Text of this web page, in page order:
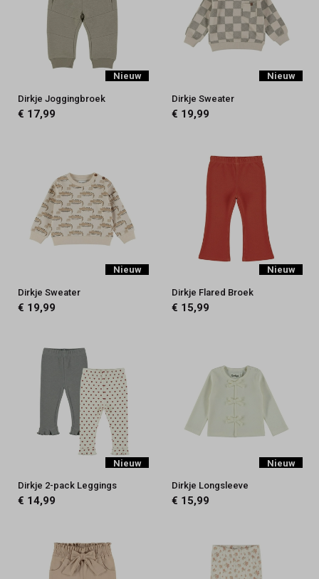
Nieuw
Dirkje Joggingbroek
€ 17,99
Nieuw
Dirkje Sweater
€ 19,99
Nieuw
Dirkje Sweater
€ 19,99
Nieuw
Dirkje Flared Broek
€ 15,99
Nieuw
Dirkje 2-pack Leggings
€ 14,99
Nieuw
Dirkje Longsleeve
€ 15,99